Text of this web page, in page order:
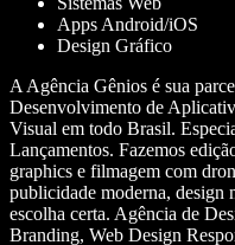
Apps Android/iOS
Design Gráfico
A Agência Gênios é sua
Desenvolvimento de
Visual em todo Brasil.
Lançamentos. Fazemos
graphics e filmagem com
publicidade moderna, design
escolha certa. Agência de
Branding, Web Design